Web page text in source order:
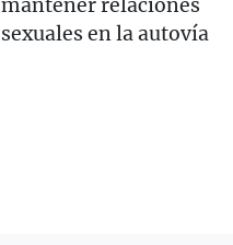
mantener relaciones
sexuales en la autovía